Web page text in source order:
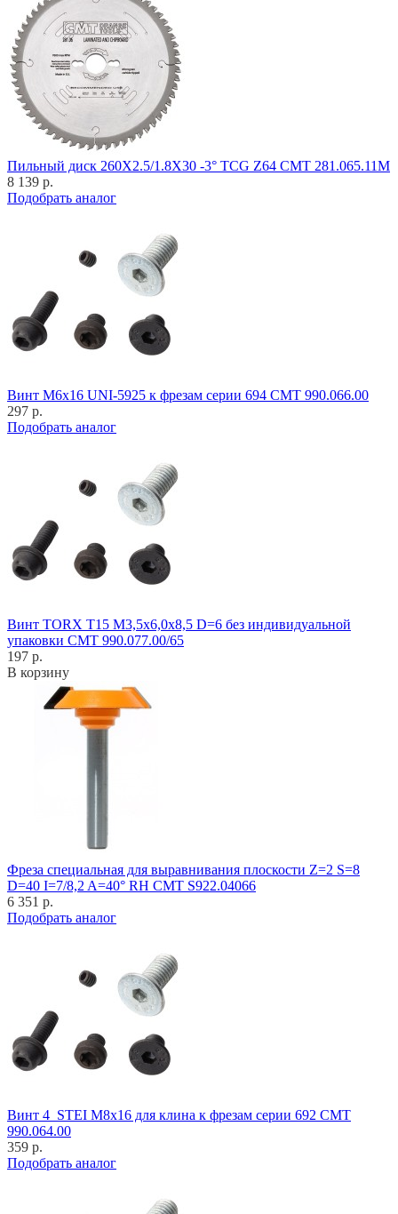
Пильный диск 260X2.5/1.8X30 -3° TCG Z64 CMT 281.065.11M
8 139 р.
Подобрать аналог
Винт M6x16 UNI-5925 к фрезам серии 694 CMT 990.066.00
297 р.
Подобрать аналог
Винт TORX T15 M3,5x6,0x8,5 D=6 без индивидуальной
упаковки CMT 990.077.00/65
197 р.
В корзину
Фреза специальная для выравнивания плоскости Z=2 S=8
D=40 I=7/8,2 A=40° RH CMT S922.04066
6 351 р.
Подобрать аналог
Винт 4_STEI M8x16 для клина к фрезам серии 692 CMT
990.064.00
359 р.
Подобрать аналог